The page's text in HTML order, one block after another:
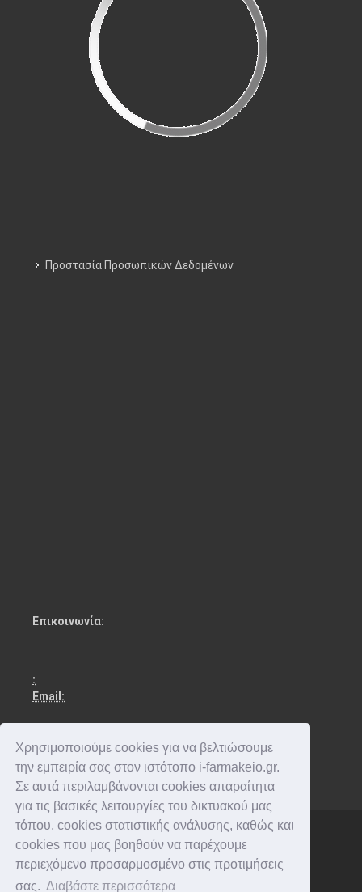
Χρησιμοποιούμε cookies για να βελτιώσουμε
την εμπειρία σας στον ιστότοπο i-farmakeio.gr.
Σε αυτά περιλαμβάνονται cookies απαραίτητα
για τις βασικές λειτουργίες του δικτυακού μας
τόπου, cookies στατιστικής ανάλυσης, καθώς και
cookies που μας βοηθούν να παρέχουμε
περιεχόμενο προσαρμοσμένο στις προτιμήσεις
σας. Διαβάστε περισσότερα
Προστασία Προσωπικών Δεδομένων
Επικοινωνία:
:
Email:
Copyright © 2016-2026 . All rights reserved.